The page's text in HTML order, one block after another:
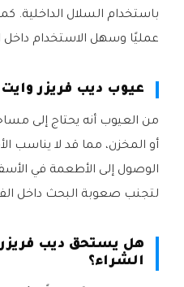
باستخدام السلال الداخلية.
عمليًا وسهل الاستخدام داخل
عيوب ديب فريزر
من العيوب أنه يحتاج إلى
أو المخزن، مما قد لا يناسب
الوصول إلى الأطعمة في
لتجنب صعوبة البحث داخل
هل يستحق ديب
الشراء؟